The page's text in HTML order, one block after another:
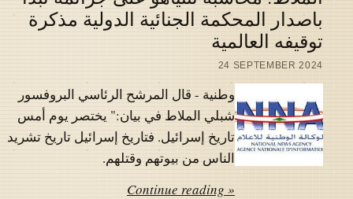
باصدار المحكمة الجنائية الدولية مذكرة
توقيفه العالمية
24 SEPTEMBER 2024
وطنية - قال المرشح الرئاسي البروفسور
شبلي الملاط في بيان:" يختصر يوم أمس
تاريخ إسرائيل. فتاريخ إسرائيل تاريخ تشريد
الناس من بيوتهم وقتلهم.
Continue reading »